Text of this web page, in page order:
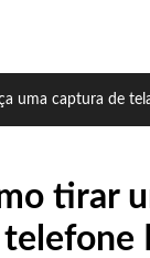
uma captura de
tirar